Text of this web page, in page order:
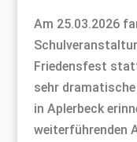
Am 25.03.2026
Friedensfest
sehr
in Aplerbeck
weiterführenden